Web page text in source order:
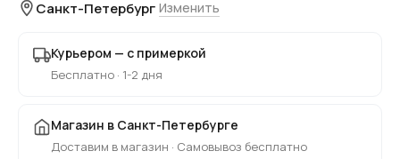
Санкт-Петербург Изменить
Курьером — с примеркой
Бесплатно · 1-2 дня
Магазин в Санкт-Петербурге
Доставим в магазин · Самовывоз бесплатно